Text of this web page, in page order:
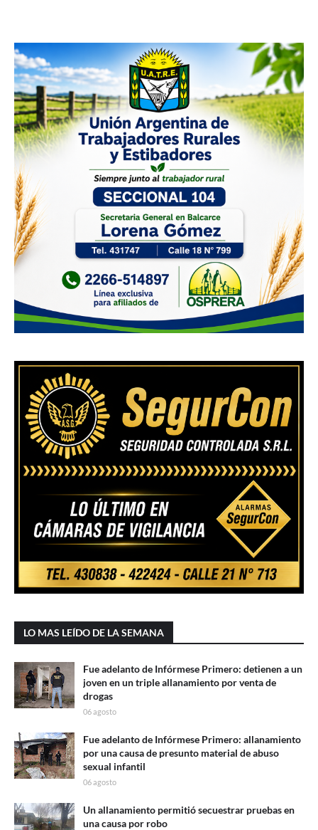
LO MAS LEÍDO DE LA SEMANA
Fue adelanto de Infórmese Primero: detienen a un
joven en un triple allanamiento por venta de
drogas
06 agosto
Fue adelanto de Infórmese Primero: allanamiento
por una causa de presunto material de abuso
sexual infantil
06 agosto
Un allanamiento permitió secuestrar pruebas en
una causa por robo